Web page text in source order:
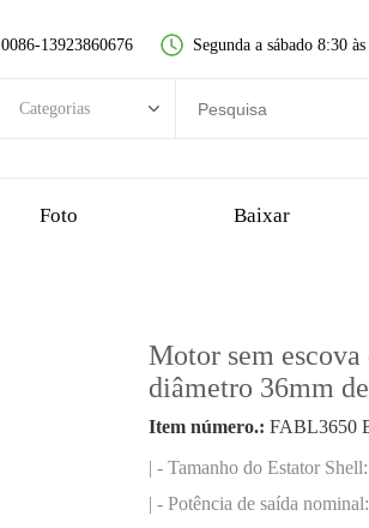
0086-13923860676 Segunda a sábado 8:30
Categorias
motor sem escova sem núcleo
motorredutor sem-fim
Foto Baixar
Motor sem
diâmetro 36mm
Item número.: FABL3650
| - Tamanho do Estator
| - Potência de saída